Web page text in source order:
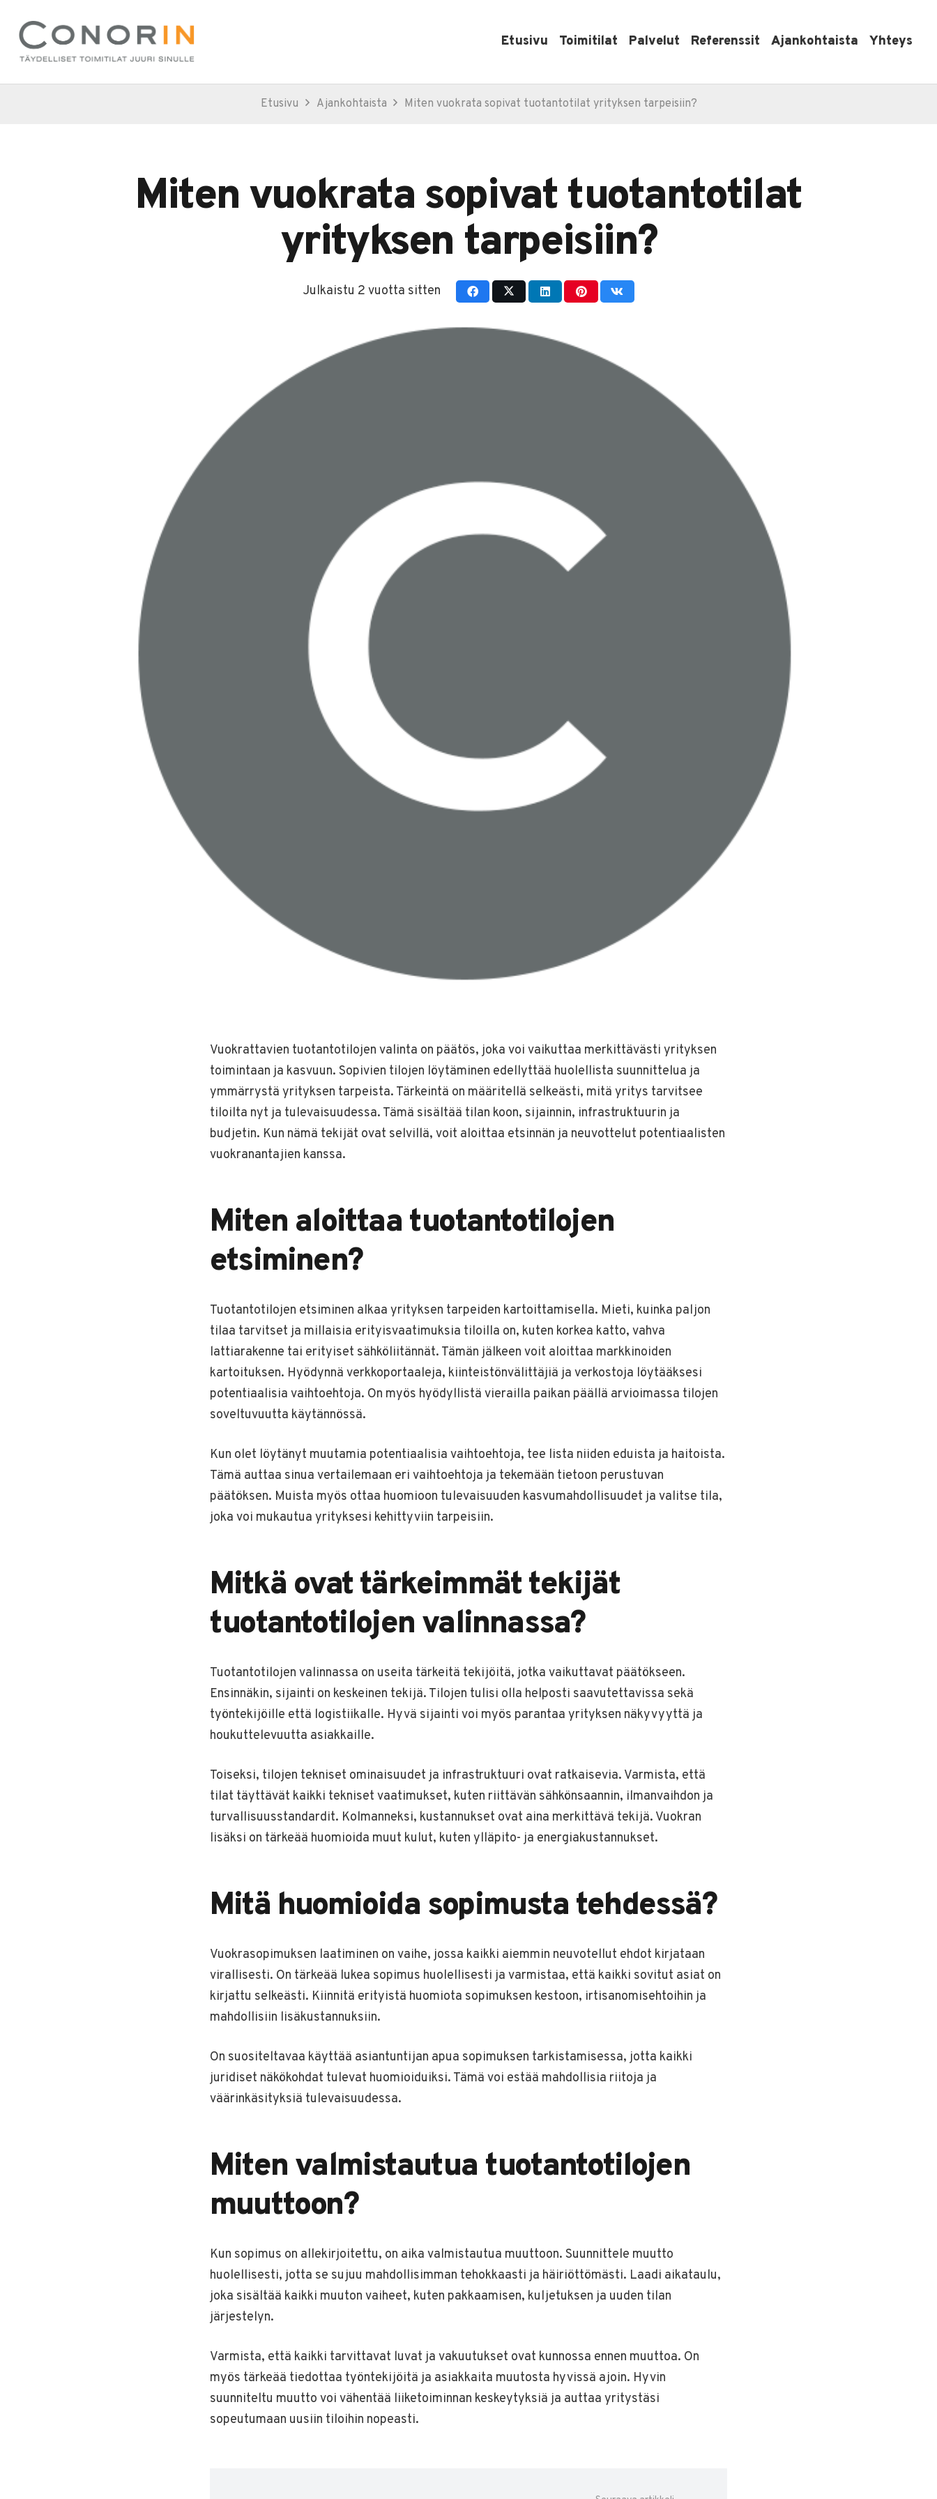
Etusivu Toimitilat Palvelut Referenssit Ajankohtaista Yhteys
Etusivu Ajankohtaista Miten vuokrata sopivat tuotantotilat yrityksen tarpeisiin?
Miten vuokrata sopivat tuotantotilat
yrityksen tarpeisiin?
Julkaistu 2 vuotta sitten
Vuokrattavien tuotantotilojen valinta on päätös, joka voi vaikuttaa merkittävästi yrityksen
toimintaan ja kasvuun. Sopivien tilojen löytäminen edellyttää huolellista suunnittelua ja
ymmärrystä yrityksen tarpeista. Tärkeintä on määritellä selkeästi, mitä yritys tarvitsee
tiloilta nyt ja tulevaisuudessa. Tämä sisältää tilan koon, sijainnin, infrastruktuurin ja
budjetin. Kun nämä tekijät ovat selvillä, voit aloittaa etsinnän ja neuvottelut potentiaalisten
vuokranantajien kanssa.
Miten aloittaa tuotantotilojen
etsiminen?
Tuotantotilojen etsiminen alkaa yrityksen tarpeiden kartoittamisella. Mieti, kuinka paljon
tilaa tarvitset ja millaisia erityisvaatimuksia tiloilla on, kuten korkea katto, vahva
lattiarakenne tai erityiset sähköliitännät. Tämän jälkeen voit aloittaa markkinoiden
kartoituksen. Hyödynnä verkkoportaaleja, kiinteistönvälittäjiä ja verkostoja löytääksesi
potentiaalisia vaihtoehtoja. On myös hyödyllistä vierailla paikan päällä arvioimassa tilojen
soveltuvuutta käytännössä.
Kun olet löytänyt muutamia potentiaalisia vaihtoehtoja, tee lista niiden eduista ja haitoista.
Tämä auttaa sinua vertailemaan eri vaihtoehtoja ja tekemään tietoon perustuvan
päätöksen. Muista myös ottaa huomioon tulevaisuuden kasvumahdollisuudet ja valitse tila,
joka voi mukautua yrityksesi kehittyviin tarpeisiin.
Mitkä ovat tärkeimmät tekijät
tuotantotilojen valinnassa?
Tuotantotilojen valinnassa on useita tärkeitä tekijöitä, jotka vaikuttavat päätökseen.
Ensinnäkin, sijainti on keskeinen tekijä. Tilojen tulisi olla helposti saavutettavissa sekä
työntekijöille että logistiikalle. Hyvä sijainti voi myös parantaa yrityksen näkyvyyttä ja
houkuttelevuutta asiakkaille.
Toiseksi, tilojen tekniset ominaisuudet ja infrastruktuuri ovat ratkaisevia. Varmista, että
tilat täyttävät kaikki tekniset vaatimukset, kuten riittävän sähkönsaannin, ilmanvaihdon ja
turvallisuusstandardit. Kolmanneksi, kustannukset ovat aina merkittävä tekijä. Vuokran
lisäksi on tärkeää huomioida muut kulut, kuten ylläpito- ja energiakustannukset.
Mitä huomioida sopimusta tehdessä?
Vuokrasopimuksen laatiminen on vaihe, jossa kaikki aiemmin neuvotellut ehdot kirjataan
virallisesti. On tärkeää lukea sopimus huolellisesti ja varmistaa, että kaikki sovitut asiat on
kirjattu selkeästi. Kiinnitä erityistä huomiota sopimuksen kestoon, irtisanomisehtoihin ja
mahdollisiin lisäkustannuksiin.
On suositeltavaa käyttää asiantuntijan apua sopimuksen tarkistamisessa, jotta kaikki
juridiset näkökohdat tulevat huomioiduiksi. Tämä voi estää mahdollisia riitoja ja
väärinkäsityksiä tulevaisuudessa.
Miten valmistautua tuotantotilojen
muuttoon?
Kun sopimus on allekirjoitettu, on aika valmistautua muuttoon. Suunnittele muutto
huolellisesti, jotta se sujuu mahdollisimman tehokkaasti ja häiriöttömästi. Laadi aikataulu,
joka sisältää kaikki muuton vaiheet, kuten pakkaamisen, kuljetuksen ja uuden tilan
järjestelyn.
Varmista, että kaikki tarvittavat luvat ja vakuutukset ovat kunnossa ennen muuttoa. On
myös tärkeää tiedottaa työntekijöitä ja asiakkaita muutosta hyvissä ajoin. Hyvin
suunniteltu muutto voi vähentää liiketoiminnan keskeytyksiä ja auttaa yritystäsi
sopeutumaan uusiin tiloihin nopeasti.